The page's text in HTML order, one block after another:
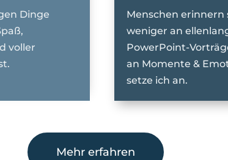
Dinge
voller
Menschen erinnern
weniger an
PowerPoint-
an Momente &
setze ich an.
Mehr erfahren